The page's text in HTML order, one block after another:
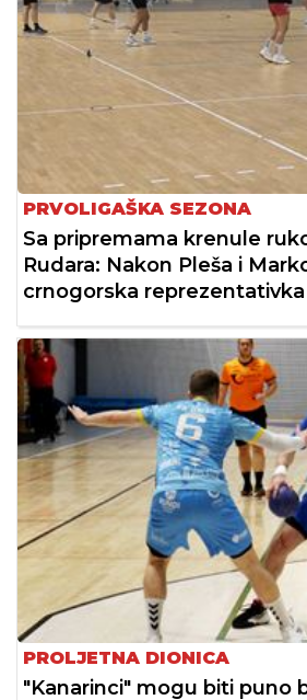
PRVOLIGAŠKA SEZONA
Sa pripremama krenule
Rudara: Nakon Pleša i
crnogorska
PROLJETNA DIONICA
"Kanarinci" mogu biti puno